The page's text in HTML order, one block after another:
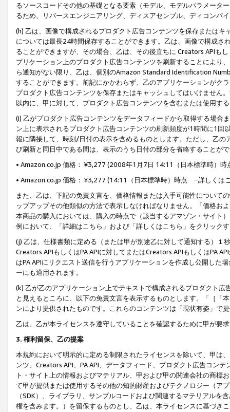
るソースコードその他の基礎となる要素（モデル、モデルパラメータ
るため、リバースエンジニアリング、ディスアセンブル、ディコンパ
(h) 乙は、画像で構成されるプロダクト広告コンテンツを保存または
については最長24時間保存することができます。乙は、画像で構成
ることができますが、その場合、乙は、その後直ちに Creators APIも
プリケーション上のプロダクト広告コンテンツを刷新することにより
ら通知がない限り、乙は、個別のAmazon Standard Identification
することができます。前記にかかわらず、乙のアプリケーションがク
プロダクト広告コンテンツを保存またはキャッシュしてはいけません
以内に、甲に対して、プロダクト広告コンテンツを含むまたは使用す
(i) 乙がプロダクト広告コンテンツをデータフィードから取得する場合
ン上に表示されるプロダクト広告コンテンツの刷新頻度が1時間に1
報に隣接して、時刻/日付の表示を含めるものとします。ただし、乙
び刷新と同日中である間は、表示のうち日付の部分を省略することが
• Amazon.co.jp 価格： ¥3,277 (2008年1月7日 14:11（日本標準時）
• Amazon.co.jp 価格： ¥3,277 (14:11（日本標準時）時点 −詳しくは
また、乙は、下記の免責文言を、価格情報または入手可能性について
ップアップその他類似の方法で表示しなければなりません。「価格
本商品の購入においては、購入の時点で（該当するアマゾン・サイト
例において、「詳細はこちら」および「詳しくはこちら」をクリック
(j) 乙は、仕様書類に定める（または甲が別途乙に対して通知する）
Creators APIもしくはPA APIに対してまたはCreators APIもしくはPA
はPA APIにリクエスト送信を行うアプリケーションを作成し公開した
ーにも適用されます。
(k) 乙が乙のアプリケーション上でテキストで構成されるプロダクト
と見えるところに、以下の免責文言を表示するものとします。「［「
ンにより提供されたものです。これらのコンテンツは「現状有姿」で
乙は、乙が本ライセンスを遵守していることを確認するために甲が要
3. 権利留保、乙の提案
本規約において明示的に定める制限されたライセンスを除いて、甲は
ンツ、Creators API、PA API、データフィード、プロダクト広告コン
ト・サイト上の情報およびマテリアル、甲および甲の関連会社の商
て甲が提供または使用するその他の知的財産およびテクノロジー（ア
（SDK）、ライブラリ、サンプルコードおよび関連するマテリアル
権を含みます。）を留保するものとし、乙は、本ライセンスに基づき